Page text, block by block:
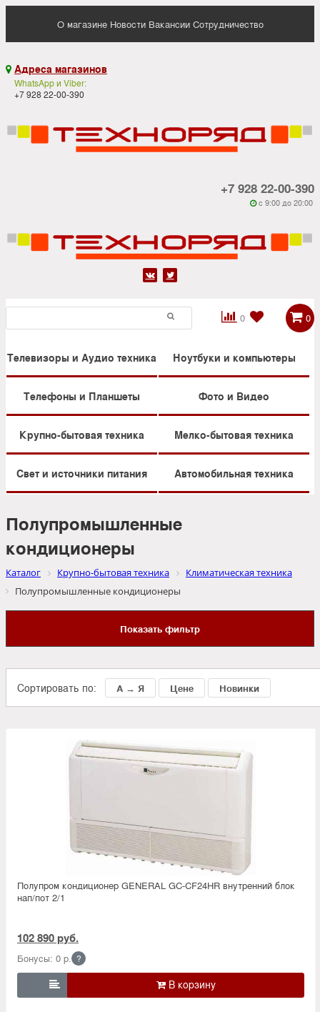
О магазине Новости Вакансии Сотрудничество
 Адреса магазинов
WhatsApp и Viber:
+7 928 22-00-390
+7 928 22-00-390
 c 9:00 до 20:00
 
0

 0
Телевизоры и Аудио техника Ноутбуки и компьютеры
Телефоны и Планшеты Фото и Видео
Крупно-бытовая техника Мелко-бытовая техника
Свет и источники питания Автомобильная техника
Полупромышленные
кондиционеры
Каталог Крупно-бытовая техника
Климатическая техника
Полупромышленные кондиционеры
Показать фильтр
Сортировать по: А → Я Цене Новинки
Полупром кондиционер GENERAL GC-CF24HR внутренний блок
нап/пот 2/1
102 890 руб.
Бонусы: 0 р. ?
